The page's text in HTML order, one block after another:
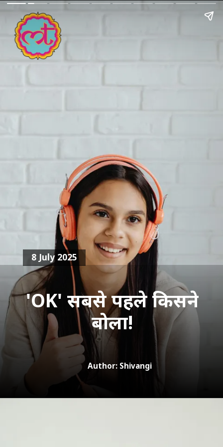
'OK' सबसे पहले किसने
बोला!
8 July 2025
Author: Shivangi